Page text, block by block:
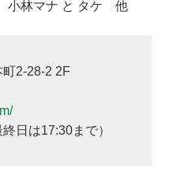
小林マナ と タケ 他
2-28-2 2F
日は17:30まで）